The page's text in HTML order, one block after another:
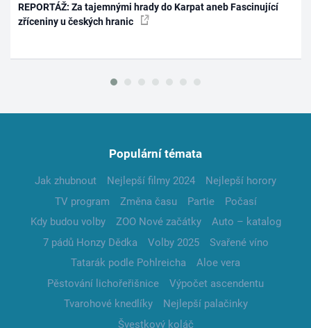
REPORTÁŽ: Za tajemnými hrady do Karpat aneb Fascinující
zříceniny u českých hranic
Populární témata
Jak zhubnout Nejlepší filmy 2024
Nejlepší horory
TV program
Změna času Partie
Počasí
Kdy budou volby
ZOO Nové začátky
Auto – katalog
7 pádů Honzy Dědka
Volby 2025
Svařené víno
Tatarák podle Pohlreicha
Aloe vera
Pěstování lichořeřišnice
Výpočet ascendentu
Tvarohové knedlíky
Nejlepší palačinky
Švestkový koláč